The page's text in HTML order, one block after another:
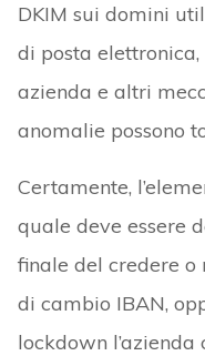
DKIM sui domini
di posta elettronica,
azienda e altri
anomalie possono
Certamente,
quale deve essere
finale del credere o
di cambio IBAN,
lockdown